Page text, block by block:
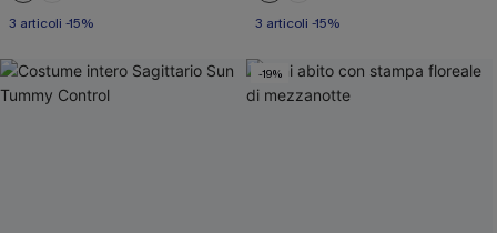
3 articoli -15% 3 articoli -15%
-19%